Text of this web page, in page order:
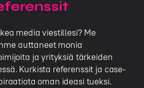
media viestillesi? Me
auttaneet monia
ja yrityksiä tärkeiden
Kurkista referenssit ja case-
oman ideasi tueksi.